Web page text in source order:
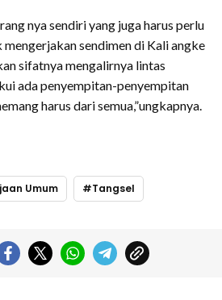
nya sendiri yang juga harus perlu
mengerjakan sendimen di Kali angke
sifatnya mengalirnya lintas
ada penyempitan-penyempitan
harus dari semua,”ungkapnya.
Umum Tangsel